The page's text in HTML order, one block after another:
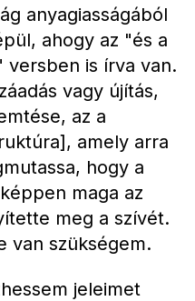
anyagiasságából
ahogy az "és a
is írva van.
vagy újítás,
az a
amely arra
hogy a
maga az
meg a szívét.
van szükségem.
jeleimet